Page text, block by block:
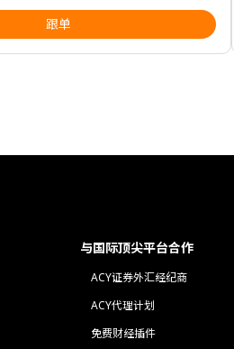
跟单
与国际顶尖平台合作
ACY证券外汇经纪商
ACY代理计划
免费财经插件